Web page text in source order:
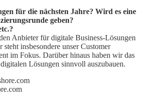
für die nächsten Jahre? Wird es eine
geben?
Anbieter für digitale Business-Lösungen
insbesondere unser Customer
im Fokus. Darüber hinaus haben wir das
Lösungen sinnvoll auszubauen.